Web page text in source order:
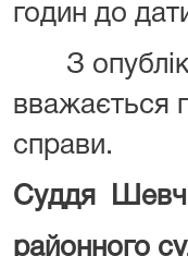
годин до
З
вважається
справи.
Суддя
районного